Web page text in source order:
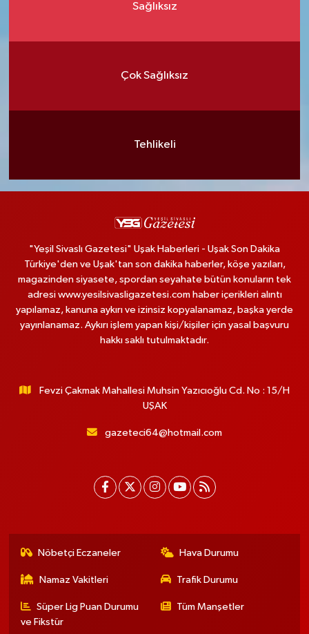
Sağlıksız
Çok Sağlıksız
Tehlikeli
"Yeşil Sivaslı Gazetesi" Uşak Haberleri - Uşak Son Dakika
Türkiye'den ve Uşak'tan son dakika haberler, köşe yazıları,
magazinden siyasete, spordan seyahate bütün konuların tek
adresi www.yesilsivasligazetesi.com haber içerikleri alıntı
yapılamaz, kanuna aykırı ve izinsiz kopyalanamaz, başka yerde
yayınlanamaz. Aykırı işlem yapan kişi/kişiler için yasal başvuru
hakkı saklı tutulmaktadır.
Fevzi Çakmak Mahallesi Muhsin Yazıcıoğlu Cd. No : 15/H
UŞAK
gazeteci64@hotmail.com
Nöbetçi Eczaneler Hava Durumu
Namaz Vakitleri Trafik Durumu
Süper Lig Puan Durumu
ve Fikstür
Tüm Manşetler